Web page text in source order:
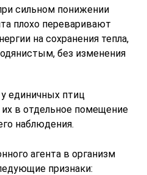
сильном понижении
плохо переваривают
на сохранения тепла,
без изменения
единичных птиц
в отдельное помещение
наблюдения.
агента в организм
признаки: